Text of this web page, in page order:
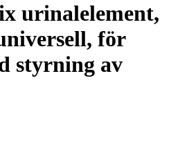
urinalelement,
för
styrning av